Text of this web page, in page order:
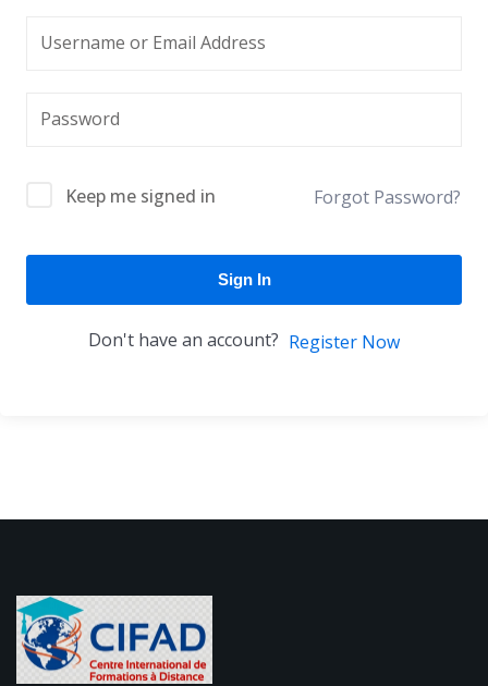
Keep me signed in Forgot Password?
Sign In
Don't have an account? Register Now